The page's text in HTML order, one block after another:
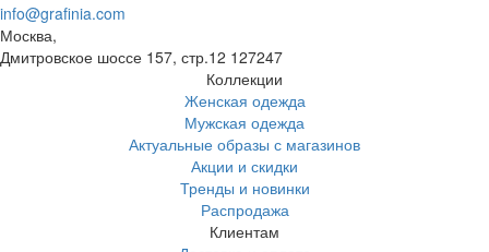
info@grafinia.com
Москва,
Дмитровское шоссе 157, стр.12 127247
Коллекции
Женская одежда
Мужская одежда
Актуальные образы с магазинов
Акции и скидки
Тренды и новинки
Распродажа
Клиентам